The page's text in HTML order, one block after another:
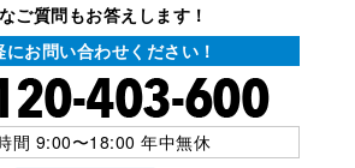
ご質問もお答えします！
にお問い合わせください！
間 9:00〜18:00 年中無休